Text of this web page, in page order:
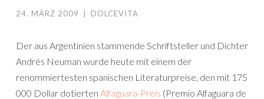
24. MÄRZ 2009 DOLCEVITA
Der aus Argentinien stammende Schriftsteller und Dichter
Andrés Neuman wurde heute mit einem der
renommiertesten spanischen Literaturpreise, den mit 175
000 Dollar dotierten Alfaguara-Preis (Premio Alfaguara de